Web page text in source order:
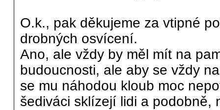
O.k., pak děkujeme za vtipné
drobných osvícení.
Ano, ale vždy by měl mít na
budoucnosti, ale aby se vždy
se mu náhodou kloub moc
šediváci sklízejí lidi a podobně,